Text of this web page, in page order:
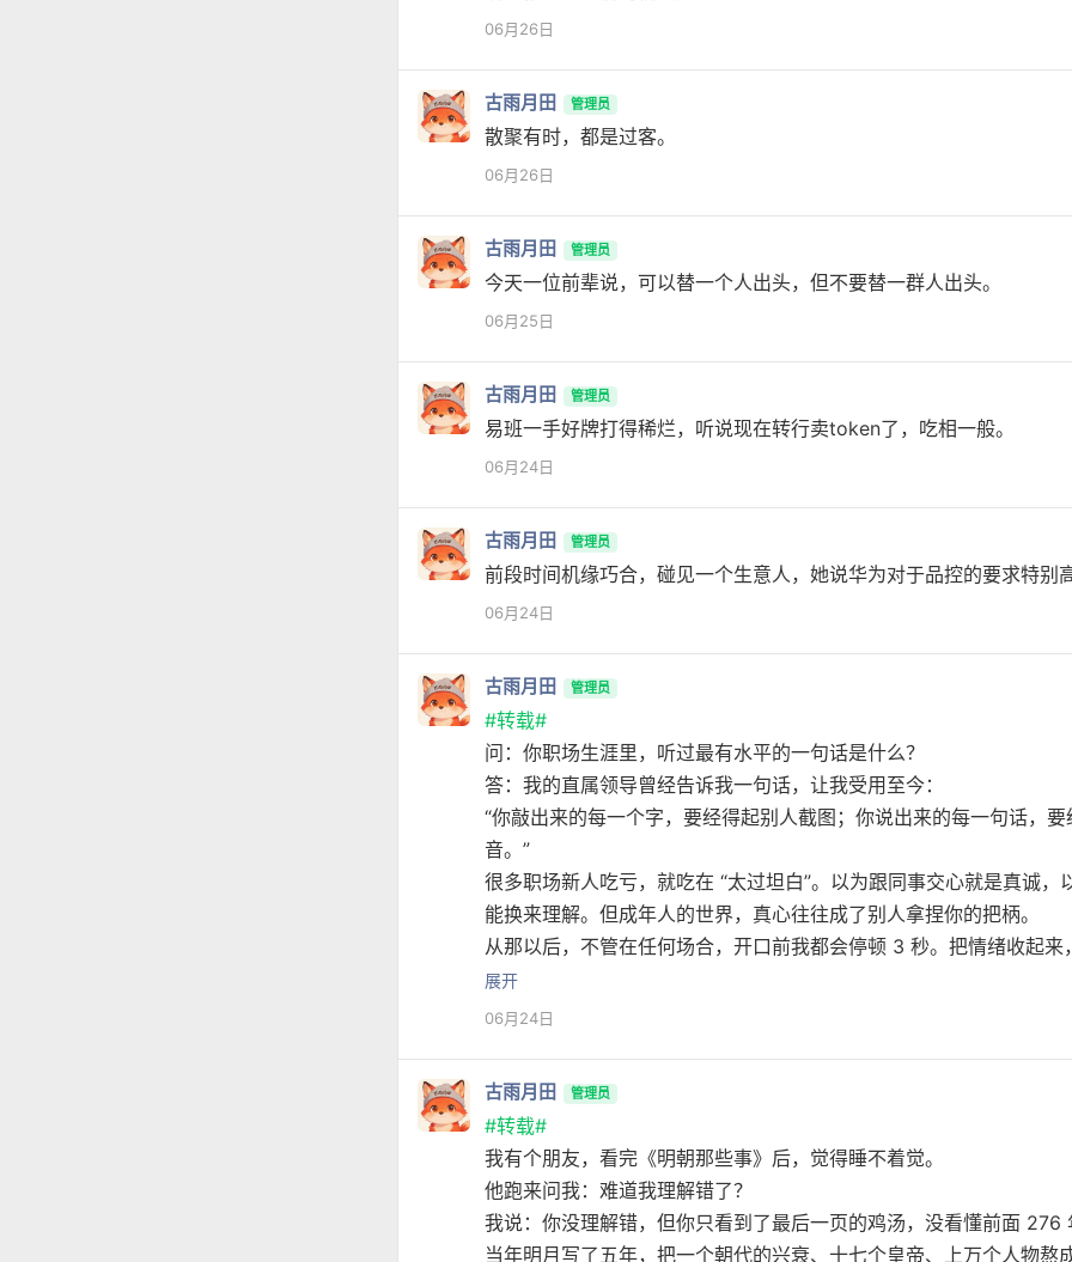
06月26日
古雨月田 管理员
散聚有时，都是过客。
06月26日
古雨月田 管理员
今天一位前辈说，可以替一个人出头，但不要替一群人出头。
06月25日
古雨月田 管理员
易班一手好牌打得稀烂，听说现在转行卖token了，吃相一般。
06月24日
古雨月田 管理员
前段时间机缘巧合，碰见一个生意人，她说华为对于品控的要求特别
06月24日
古雨月田 管理员
#转载#
问：你职场生涯里，听过最有水平的一句话是什么？
答：我的直属领导曾经告诉我一句话，让我受用至今：
“你敲出来的每一个字，要经得起别人截图；你说出来的每一句话，
音。”
很多职场新人吃亏，就吃在 “太过坦白”。以为跟同事交心就是真诚，
能换来理解。但成年人的世界，真心往往成了别人拿捏你的把柄。
从那以后，不管在任何场合，开口前我都会停顿 3 秒。把情绪收起来
展开
06月24日
古雨月田 管理员
#转载#
我有个朋友，看完《明朝那些事》后，觉得睡不着觉。
他跑来问我：难道我理解错了？
我说：你没理解错，但你只看到了最后一页的鸡汤，没看懂前面 276
当年明月写了五年，把一个朝代的兴衰、十七个皇帝、上万个人物熬